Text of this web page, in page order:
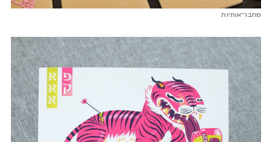
מחבר־אותיות